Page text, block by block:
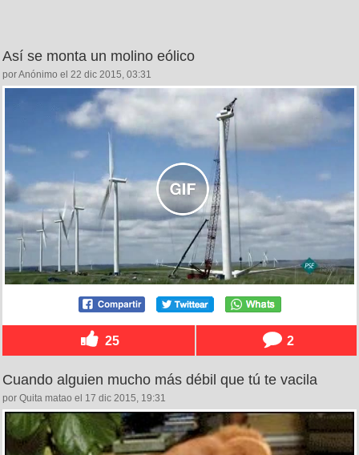
Así se monta un molino eólico
por Anónimo el 22 dic 2015, 03:31
25 2
Cuando alguien mucho más débil que tú te vacila
por Quita matao el 17 dic 2015, 19:31